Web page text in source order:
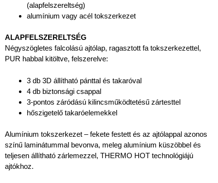
(alapfelszereltség)
alumínium vagy acél tokszerkezet
ALAPFELSZERELTSÉG
Négyszögletes falcolású ajtólap, ragasztott fa tokszerkezettel,
PUR habbal kitöltve, felszerelve:
3 db 3D állítható pánttal és takaróval
4 db biztonsági csappal
3-pontos záródású kilincsműködtetésű zártesttel
hőszigetelő takaróelemekkel
Alumínium tokszerkezet – fekete festett és az ajtólappal azonos
színű laminátummal bevonva, meleg alumínium küszöbbel és
teljesen állítható zárlemezzel, THERMO HOT technológiájú
ajtókhoz.